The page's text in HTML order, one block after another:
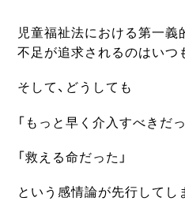
児童福祉法における第一義
不足が追求されるのはいつ
そして、どうしても
「もっと早く介入すべきだっ
「救える命だった」
という感情論が先行してし